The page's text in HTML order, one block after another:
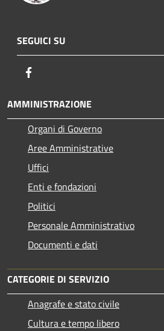
SEGUICI SU
AMMINISTRAZIONE
Organi di Governo
Aree Amministrative
Uffici
Enti e fondazioni
Politici
Personale Amministrativo
Documenti e dati
CATEGORIE DI SERVIZIO
Anagrafe e stato civile
Cultura e tempo libero